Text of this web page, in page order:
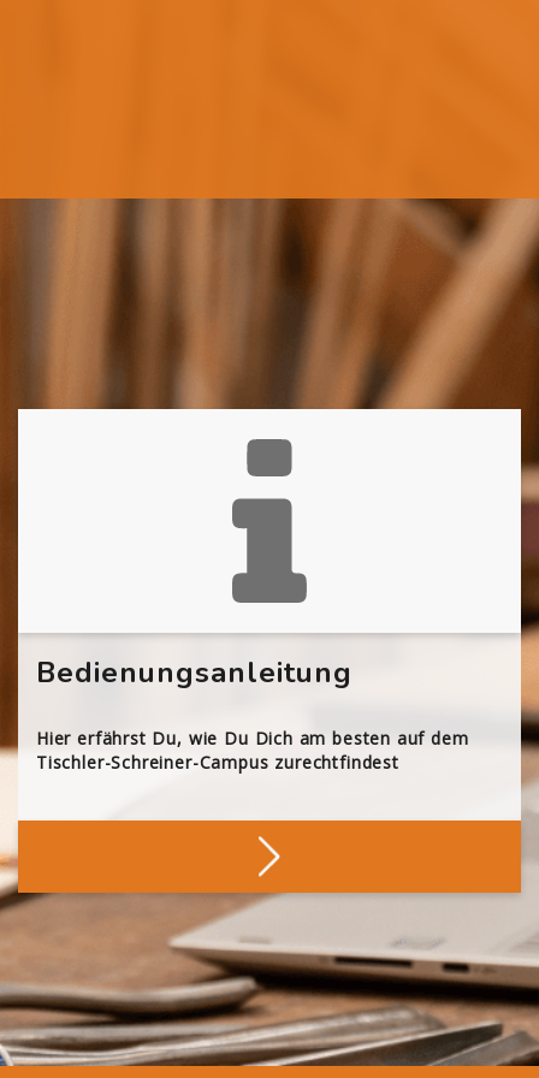
Bedienungsanleitung
Hier erfährst Du, wie Du Dich am besten auf dem
Tischler-Schreiner-Campus zurechtfindest